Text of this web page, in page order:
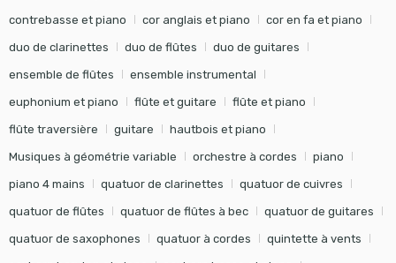
contrebasse et piano cor anglais et piano cor en fa et piano
duo de clarinettes duo de flûtes duo de guitares
ensemble de flûtes ensemble instrumental
euphonium et piano flûte et guitare flûte et piano
flûte traversière guitare hautbois et piano
Musiques à géométrie variable orchestre à cordes piano
piano 4 mains quatuor de clarinettes quatuor de cuivres
quatuor de flûtes quatuor de flûtes à bec quatuor de guitares
quatuor de saxophones quatuor à cordes quintette à vents